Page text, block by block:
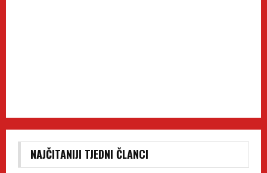
NAJČITANIJI TJEDNI ČLANCI